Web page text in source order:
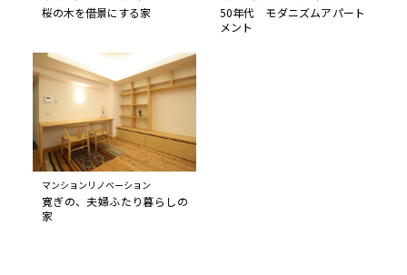
桜の木を借景にする家
50年代 モダニズムアパート
メント
マンションリノベーション
寛ぎの、夫婦ふたり暮らしの
家